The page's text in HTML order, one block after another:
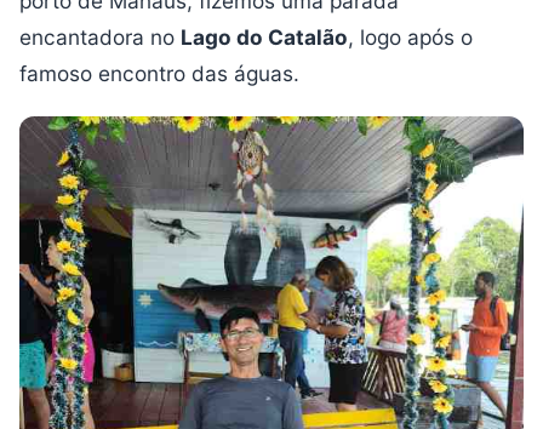
encantadora no Lago do Catalão, logo após o
famoso encontro das águas.